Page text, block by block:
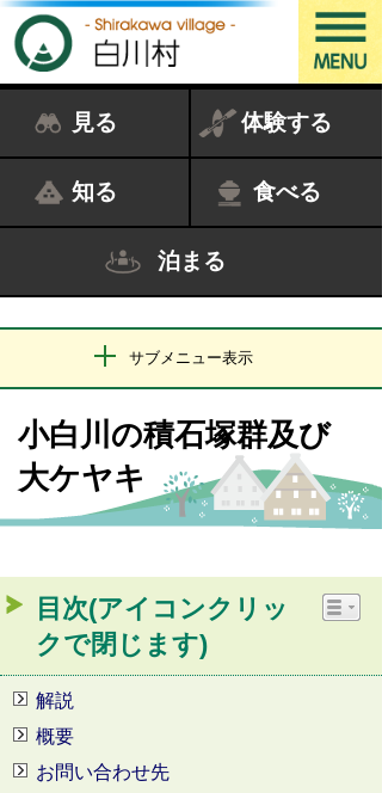
見る 体験する
知る 食べる
泊まる
サブメニュー表示
小白川の積石塚群及び
大ケヤキ
目次(アイコンクリッ
クで閉じます)
解説
概要
お問い合わせ先